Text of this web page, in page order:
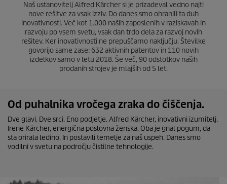
Naš ustanovitelj Alfred Kärcher si je prizadeval vedno najti
nove rešitve za vsak izziv. Do danes smo ohranili ta duh
inovativnosti. Več kot 1.000 naših zaposlenih v raziskavah in
razvoju po vsem svetu, vsak dan trdo dela za razvoj novih
rešitev. Ker inovativnosti ne prepuščamo naključju. Številke
govorijo same zase: 632 aktivnih patentov in 110 novih
izdelkov samo v letu 2018. Še več, 90 odstotkov naših
prodanih strojev je mlajših od 5 let.
Od puhalnika vročega zraka do čiščenja.
Dve glavi. Dve srci. Eno podjetje. Alfred Kärcher, inovativni izumitelj.
Irene Kärcher, energična poslovna ženska. Oba je gnal pogum, da
sta orirala ledino. In postavili temelje za naš uspeh. Danes smo
vodilni v svetu na področju čistilne tehnologije.